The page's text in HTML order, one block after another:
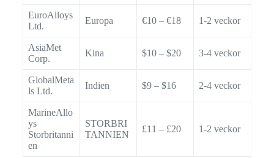
EuroAlloys
Ltd.
Europa €10 – €18 1-2 veckor
AsiaMet
Corp.
Kina $10 – $20 3-4 veckor
GlobalMeta
ls Ltd.
Indien $9 – $16 2-4 veckor
MarineAllo
ys
Storbritanni
en
STORBRI
TANNIEN
£11 – £20 1-2 veckor